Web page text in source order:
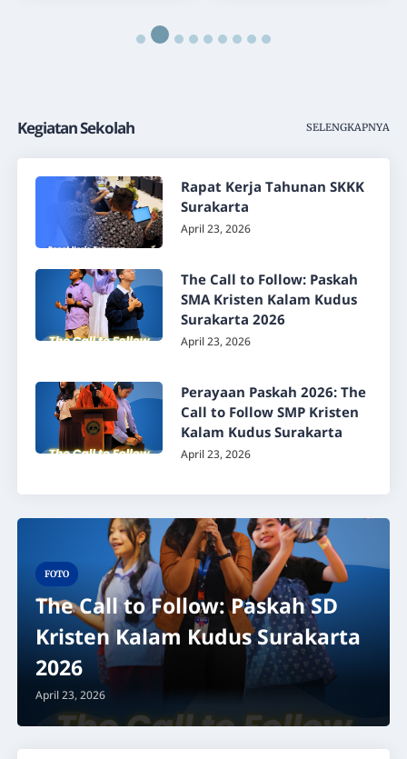
Kegiatan Sekolah SELENGKAPNYA
Rapat Kerja Tahunan SKKK
Surakarta
April 23, 2026
The Call to Follow: Paskah
SMA Kristen Kalam Kudus
Surakarta 2026
April 23, 2026
Perayaan Paskah 2026: The
Call to Follow SMP Kristen
Kalam Kudus Surakarta
April 23, 2026
FOTO
The Call to Follow: Paskah SD
Kristen Kalam Kudus Surakarta
2026
April 23, 2026